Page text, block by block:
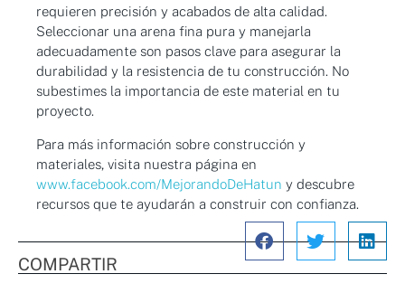
requieren precisión y acabados de alta calidad.
Seleccionar una arena fina pura y manejarla
adecuadamente son pasos clave para asegurar la
durabilidad y la resistencia de tu construcción. No
subestimes la importancia de este material en tu
proyecto.
Para más información sobre construcción y
materiales, visita nuestra página en
www.facebook.com/MejorandoDeHatun y descubre
recursos que te ayudarán a construir con confianza.
COMPARTIR